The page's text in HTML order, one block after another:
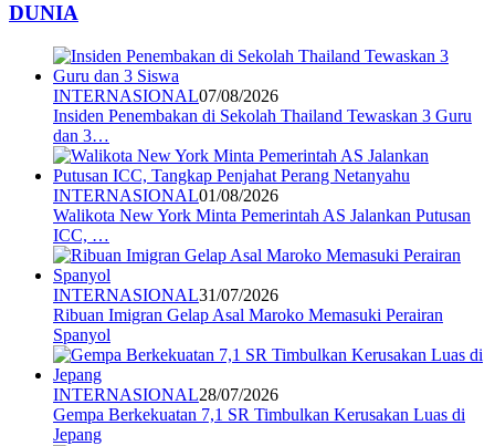
DUNIA
INTERNASIONAL07/08/2026
Insiden Penembakan di Sekolah Thailand Tewaskan 3 Guru
dan 3…
INTERNASIONAL01/08/2026
Walikota New York Minta Pemerintah AS Jalankan Putusan
ICC, …
INTERNASIONAL31/07/2026
Ribuan Imigran Gelap Asal Maroko Memasuki Perairan
Spanyol
INTERNASIONAL28/07/2026
Gempa Berkekuatan 7,1 SR Timbulkan Kerusakan Luas di
Jepang